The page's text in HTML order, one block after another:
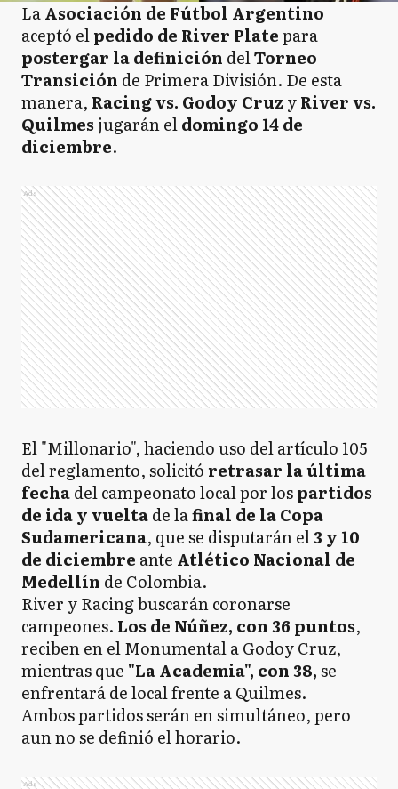
LaAsociación de Fútbol Argentino
aceptó elpedido de River Platepara
postergar la definición delTorneo
Transición de Primera División. De esta
manera, Racing vs. Godoy Cruz yRiver vs.
Quilmes jugarán eldomingo 14 de
diciembre.
Ads
El "Millonario", haciendo uso del artículo 105
del reglamento, solicitó retrasar la última
fechadel campeonato local por lospartidos
de ida y vueltade lafinal de la Copa
Sudamericana, que se disputarán el3 y 10
de diciembre ante Atlético Nacional de
Medellín de Colombia.
River y Racing buscarán coronarse
campeones. Los de Núñez, con 36 puntos,
reciben en el Monumental a Godoy Cruz,
mientras que "La Academia", con 38,se
enfrentará de local frente a Quilmes.
Ambos partidos serán en simultáneo, pero
aun no se definió el horario.
Ads